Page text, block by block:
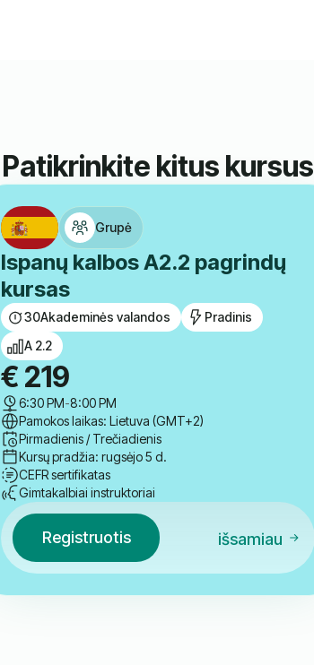
Patikrinkite kitus kursus
Grupė
Ispanų kalbos A2.2 pagrindų
kursas
30Akademinės valandos
Pradinis
A 2.2
€ 219
6:30 PM-8:00 PM
Pamokos laikas: Lietuva (GMT+2)
Pirmadienis / Trečiadienis
Kursų pradžia: rugsėjo 5 d.
CEFR sertifikatas
Gimtakalbiai instruktoriai
Registruotis išsamiau